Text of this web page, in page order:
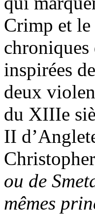
Crimp et
inspirées
deux
du XIIIe
II
ou de
mêmes